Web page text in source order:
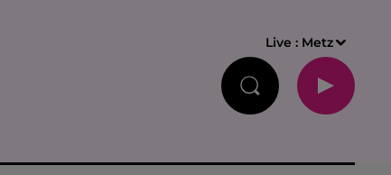
Live : Metz